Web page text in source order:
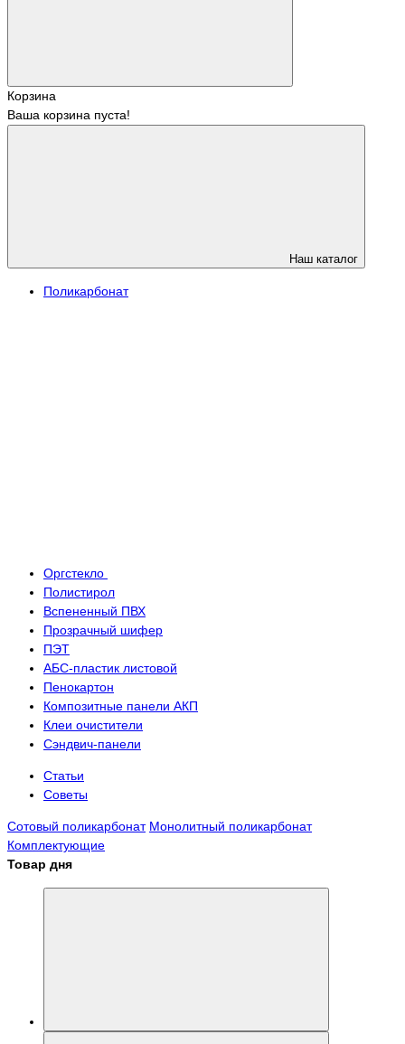
Корзина
Ваша корзина пуста!
Наш каталог
Поликарбонат
Оргстекло
Полистирол
Вспененный ПВХ
Прозрачный шифер
ПЭТ
АБС-пластик листовой
Пенокартон
Композитные панели АКП
Клеи очистители
Сэндвич-панели
Статьи
Советы
Сотовый поликарбонат Монолитный поликарбонат
Комплектующие
Товар дня